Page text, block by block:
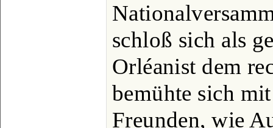
schloß sich als
Orléanist dem
bemühte sich
Freunden, wie